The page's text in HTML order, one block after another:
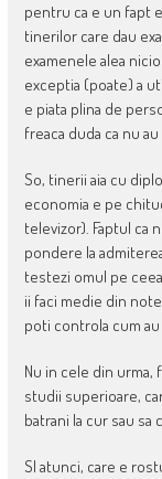
pentru ca e un fapt
tinerilor care dau
examenele alea
exceptia (poate) a
e piata plina de
freaca duda ca nu
So, tinerii aia cu
economia e pe
televizor). Faptul ca
pondere la
testezi omul pe
ii faci medie din
poti controla cum
Nu in cele din
studii superioare,
batrani la cur sau sa
SI atunci, care e